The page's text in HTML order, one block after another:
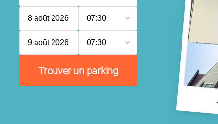
8 août 2026 07:30
9 août 2026 07:30
Trouver un parking